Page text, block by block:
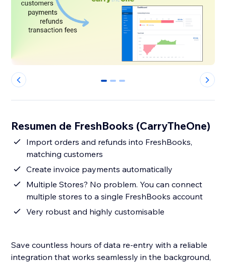
0 1 2
Resumen de FreshBooks (CarryTheOne)
Import orders and refunds into FreshBooks,
matching customers
Create invoice payments automatically
Multiple Stores? No problem. You can connect
multiple stores to a single FreshBooks account
Very robust and highly customisable
Save countless hours of data re-entry with a reliable
integration that works seamlessly in the background,